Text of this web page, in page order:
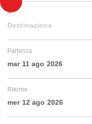
A
Destinazione
Partenza
mar 11 ago 2026
Ritorno
mer 12 ago 2026